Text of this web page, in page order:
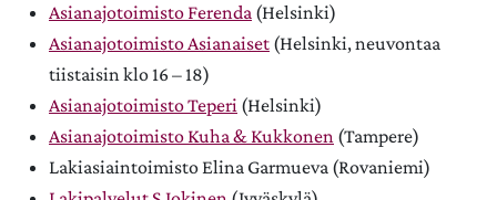
Asianajotoimisto Ferenda (Helsinki)
Asianajotoimisto Asianaiset (Helsinki, neuvontaa
tiistaisin klo 16 – 18)
Asianajotoimisto Teperi (Helsinki)
Asianajotoimisto Kuha & Kukkonen (Tampere)
Lakiasiaintoimisto Elina Garmueva (Rovaniemi)